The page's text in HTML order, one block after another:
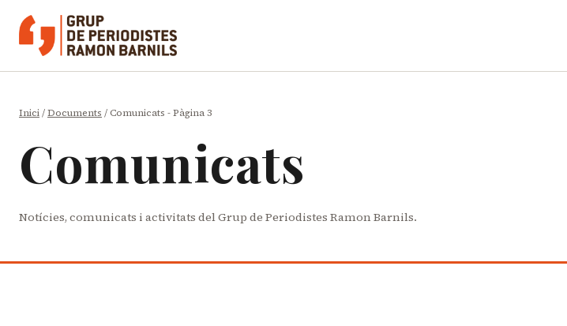
contingut
Inici/Documents /Comunicats - Pàgina 3
Comunicats
Notícies, comunicats i activitats del Grup de Periodistes Ramon Barnils.